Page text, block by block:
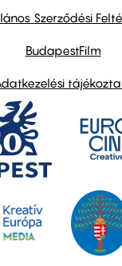
Szerződési
BudapestFilm